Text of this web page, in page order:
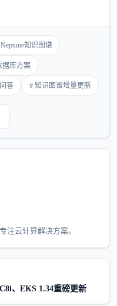
知识图谱
据库方案
答 # 知识图谱增量更新
注云计算解决方案。
、EKS 1.34重磅更新